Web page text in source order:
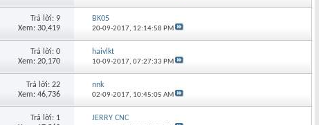
Trả lời: 9
Xem: 30,419
BK05
20-09-2017, 12:14:58 PM
Trả lời: 0
Xem: 20,170
haivlkt
10-09-2017,07:27:33 PM
Trả lời: 22
Xem: 46,736
nnk
02-09-2017, 10:45:05 AM
Trả lời: 1
JERRY CNC